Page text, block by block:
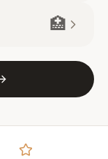
🏥